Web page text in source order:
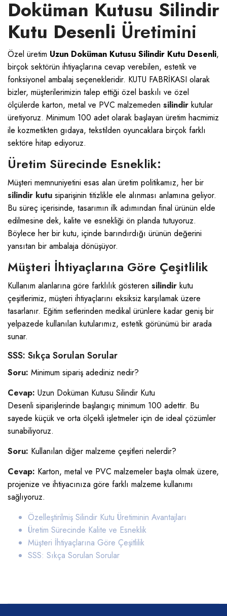
Doküman Kutusu Silindir
Kutu Desenli Üretimini
Özel üretim Uzun Doküman Kutusu Silindir Kutu Desenli,
birçok sektörün ihtiyaçlarına cevap verebilen, estetik ve
fonksiyonel ambalaj seçenekleridir. KUTU FABRİKASI olarak
bizler, müşterilerimizin talep ettiği özel baskılı ve özel
ölçülerde karton, metal ve PVC malzemeden silindir kutular
üretiyoruz. Minimum 100 adet olarak başlayan üretim hacmimiz
ile kozmetikten gıdaya, tekstilden oyuncaklara birçok farklı
sektöre hitap ediyoruz.
Üretim Sürecinde Esneklik:
Müşteri memnuniyetini esas alan üretim politikamız, her bir
silindir kutu siparişinin titizlikle ele alınması anlamına geliyor.
Bu süreç içerisinde, tasarımın ilk adımından final ürünün elde
edilmesine dek, kalite ve esnekliği ön planda tutuyoruz.
Böylece her bir kutu, içinde barındırdığı ürünün değerini
yansıtan bir ambalaja dönüşüyor.
Müşteri İhtiyaçlarına Göre Çeşitlilik
Kullanım alanlarına göre farklılık gösteren silindir kutu
çeşitlerimiz, müşteri ihtiyaçlarını eksiksiz karşılamak üzere
tasarlanır. Eğitim setlerinden medikal ürünlere kadar geniş bir
yelpazede kullanılan kutularımız, estetik görünümü bir arada
sunar.
SSS: Sıkça Sorulan Sorular
Soru: Minimum sipariş adediniz nedir?
Cevap: Uzun Doküman Kutusu Silindir Kutu
Desenli siparişlerinde başlangıç minimum 100 adettir. Bu
sayede küçük ve orta ölçekli işletmeler için de ideal çözümler
sunabiliyoruz.
Soru: Kullanılan diğer malzeme çeşitleri nelerdir?
Cevap: Karton, metal ve PVC malzemeler başta olmak üzere,
projenize ve ihtiyacınıza göre farklı malzeme kullanımı
sağlıyoruz.
Özelleştirilmiş Silindir Kutu Üretiminin Avantajları
Üretim Sürecinde Kalite ve Esneklik
Müşteri İhtiyaçlarına Göre Çeşitlilik
SSS: Sıkça Sorulan Sorular